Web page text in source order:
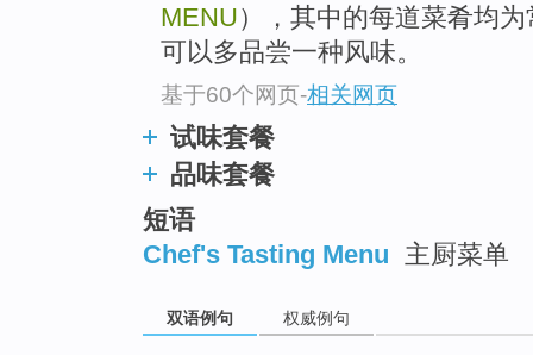
MENU），其中的每道菜肴均
可以多品尝一种风味。
基于60个网页-相关网页
试味套餐
品味套餐
短语
Chef's Tasting Menu 主厨菜单
双语例句 权威例句